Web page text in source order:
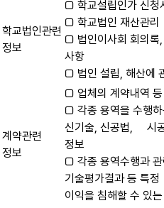
학교법인관련
정보
□ 학교설립인가 신청
□ 학교법인 재산관리
□ 법인이사회 회의록,
사항
□ 법인 설립, 해산에
계약관련
정보
□ 업체의 계약내역
□ 각종 용역을 수행
신기술, 신공법, 시
정보
□ 각종 용역수행과 관
기술평가결과 등 특
이익을 침해할 수 있